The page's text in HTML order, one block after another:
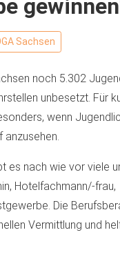
Sachsen
noch 5.302
unbesetzt. Für
wenn
es nach wie vor viele
Hotelfachmann/-frau,
Die
Vermittlung und